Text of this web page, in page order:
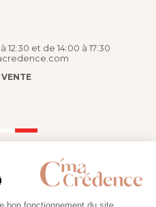
et de 14:00 à 17:30
FRANÇAISE